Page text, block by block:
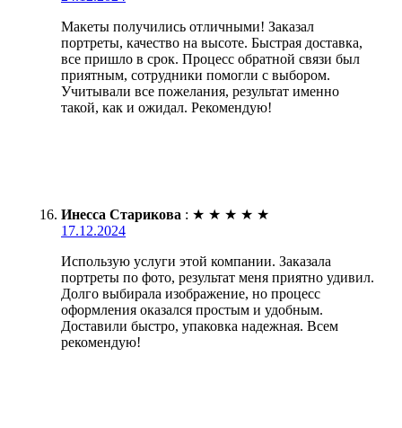
Макеты получились отличными! Заказал
портреты, качество на высоте. Быстрая доставка,
все пришло в срок. Процесс обратной связи был
приятным, сотрудники помогли с выбором.
Учитывали все пожелания, результат именно
такой, как и ожидал. Рекомендую!
Инесса Старикова : ★ ★ ★ ★ ★
17.12.2024
Использую услуги этой компании. Заказала
портреты по фото, результат меня приятно удивил.
Долго выбирала изображение, но процесс
оформления оказался простым и удобным.
Доставили быстро, упаковка надежная. Всем
рекомендую!